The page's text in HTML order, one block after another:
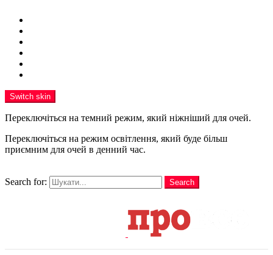
Switch skin
Переключіться на темний режим, який ніжніший для очей.
Переключіться на режим освітлення, який буде більш
приємним для очей в денний час.
Search for:
Search